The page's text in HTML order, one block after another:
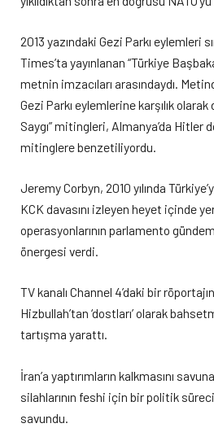
2013 yazındaki Gezi Parkı eylemleri
Times’ta yayınlanan “Türkiye
metnin imzacıları arasındaydı.
Gezi Parkı eylemlerine karşılık
Saygı” mitingleri, Almanya’da Hitler
mitinglere benzetiliyordu.
Jeremy Corbyn, 2010 yılında
KCK davasını izleyen heyet içinde
operasyonlarının parlamento
önergesi verdi.
TV kanalı Channel 4’daki bir
Hizbullah’tan ‘dostları’ olarak
tartışma yarattı.
İran’a yaptırımların kalkmasını
silahlarının feshi için bir politik
savundu.